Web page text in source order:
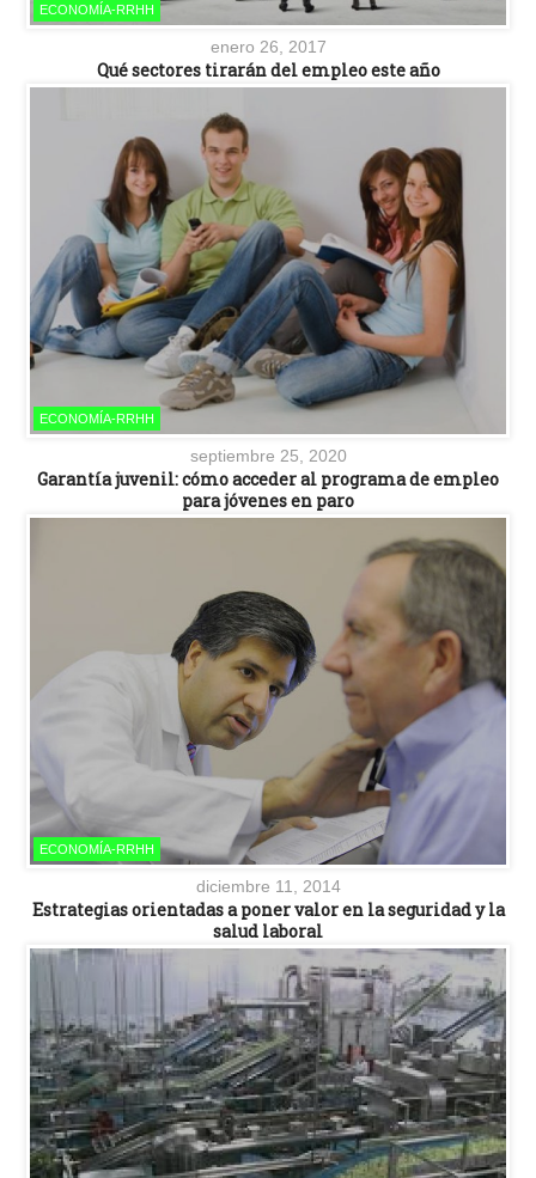
ECONOMÍA-RRHH
enero 26, 2017
Qué sectores tirarán del empleo este año
ECONOMÍA-RRHH
septiembre 25, 2020
Garantía juvenil: cómo acceder al programa de empleo
para jóvenes en paro
ECONOMÍA-RRHH
diciembre 11, 2014
Estrategias orientadas a poner valor en la seguridad y la
salud laboral